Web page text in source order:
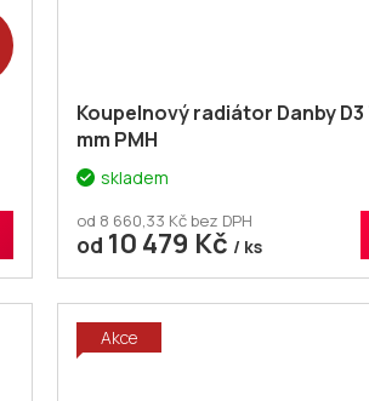
Koupelnový radiátor Danby D3
mm PMH
skladem
od 8 660,33 Kč bez DPH
od 10 479 Kč / ks
Akce